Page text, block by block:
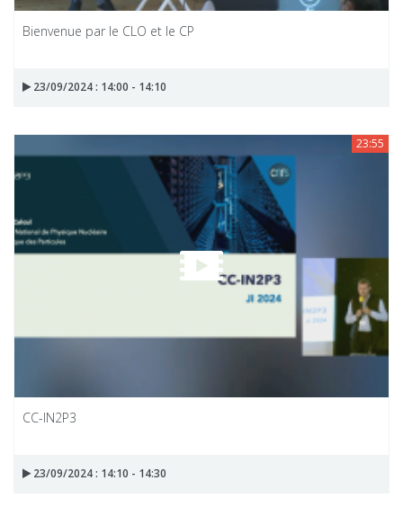
Bienvenue par le CLO et le CP
23/09/2024 : 14:00 - 14:10
23:55
CC-IN2P3
23/09/2024 : 14:10 - 14:30